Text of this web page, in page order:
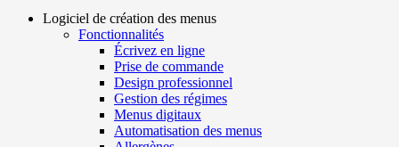
navigation
Logiciel de création des menus
Fonctionnalités
Écrivez en ligne
Prise de commande
Design professionnel
Gestion des régimes
Menus digitaux
Automatisation des menus